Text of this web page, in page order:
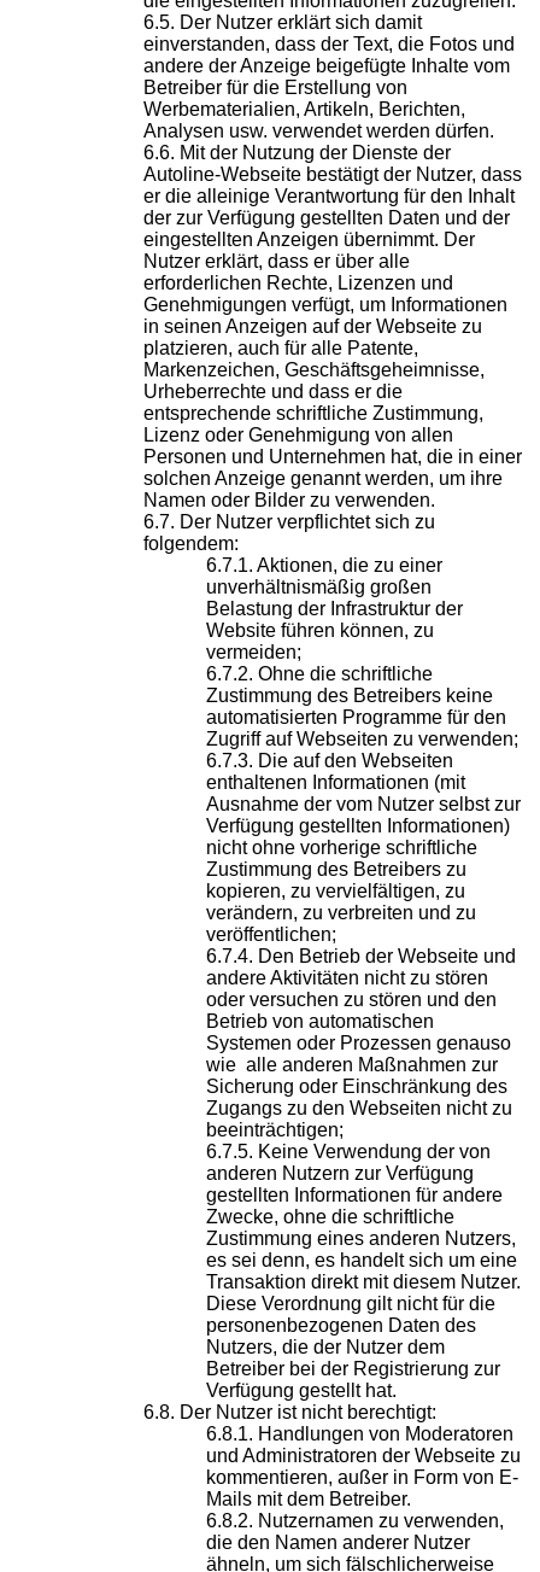
Der Nutzer erklärt sich damit
einverstanden, dass der Text, die Fotos und
andere der Anzeige beigefügte Inhalte vom
Betreiber für die Erstellung von
Werbematerialien, Artikeln, Berichten,
Analysen usw. verwendet werden dürfen.
Mit der Nutzung der Dienste der
Autoline-Webseite bestätigt der Nutzer, dass
er die alleinige Verantwortung für den Inhalt
der zur Verfügung gestellten Daten und der
eingestellten Anzeigen übernimmt. Der
Nutzer erklärt, dass er über alle
erforderlichen Rechte, Lizenzen und
Genehmigungen verfügt, um Informationen
in seinen Anzeigen auf der Webseite zu
platzieren, auch für alle Patente,
Markenzeichen, Geschäftsgeheimnisse,
Urheberrechte und dass er die
entsprechende schriftliche Zustimmung,
Lizenz oder Genehmigung von allen
Personen und Unternehmen hat, die in einer
solchen Anzeige genannt werden, um ihre
Namen oder Bilder zu verwenden.
Der Nutzer verpflichtet sich zu
folgendem:
Aktionen, die zu einer
unverhältnismäßig großen
Belastung der Infrastruktur der
Website führen können, zu
vermeiden;
Ohne die schriftliche
Zustimmung des Betreibers keine
automatisierten Programme für den
Zugriff auf Webseiten zu verwenden;
Die auf den Webseiten
enthaltenen Informationen (mit
Ausnahme der vom Nutzer selbst zur
Verfügung gestellten Informationen)
nicht ohne vorherige schriftliche
Zustimmung des Betreibers zu
kopieren, zu vervielfältigen, zu
verändern, zu verbreiten und zu
veröffentlichen;
Den Betrieb der Webseite und
andere Aktivitäten nicht zu stören
oder versuchen zu stören und den
Betrieb von automatischen
Systemen oder Prozessen genauso
wie alle anderen Maßnahmen zur
Sicherung oder Einschränkung des
Zugangs zu den Webseiten nicht zu
beeinträchtigen;
Keine Verwendung der von
anderen Nutzern zur Verfügung
gestellten Informationen für andere
Zwecke, ohne die schriftliche
Zustimmung eines anderen Nutzers,
es sei denn, es handelt sich um eine
Transaktion direkt mit diesem Nutzer.
Diese Verordnung gilt nicht für die
personenbezogenen Daten des
Nutzers, die der Nutzer dem
Betreiber bei der Registrierung zur
Verfügung gestellt hat.
Der Nutzer ist nicht berechtigt:
Handlungen von Moderatoren
und Administratoren der Webseite zu
kommentieren, außer in Form von E-
Mails mit dem Betreiber.
Nutzernamen zu verwenden,
die den Namen anderer Nutzer
ähneln, um sich fälschlicherweise